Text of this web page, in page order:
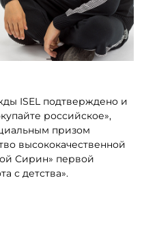
ISEL подтверждено и
российское»,
призом
высококачественной
Сирин» первой
с детства».